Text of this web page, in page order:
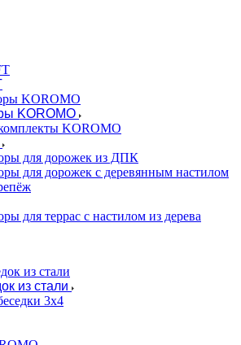
KOROMO
KOROMO
для дорожек из ДПК
для дорожек с деревянным настилом
для террас с настилом из дерева
из стали
3х4